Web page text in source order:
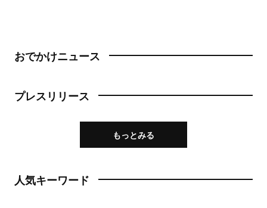
おでかけニュース
プレスリリース
もっとみる
人気キーワード